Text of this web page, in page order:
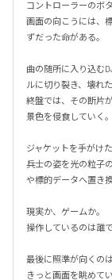
コントローラーのボ
画面の向こうには、
ずだった命がある。
曲の随所に入り込む
ルに切り裂き、壊れ
終盤では、その断片
景色を侵食していく。
ジャケットを手がけ
兵士の姿を光の粒子
や標的データへ置き
現実か、ゲームか。
操作しているのは誰
最後に照準が向くのは
きっと画面を眺めて